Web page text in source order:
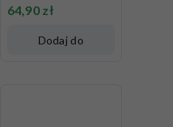
64,90 zł
Dodaj do